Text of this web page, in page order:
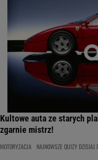
Kultowe auta ze starych
zgarnie mistrz!
MOTORYZACJA NAJNOWSZE QUIZY DZISIAJ